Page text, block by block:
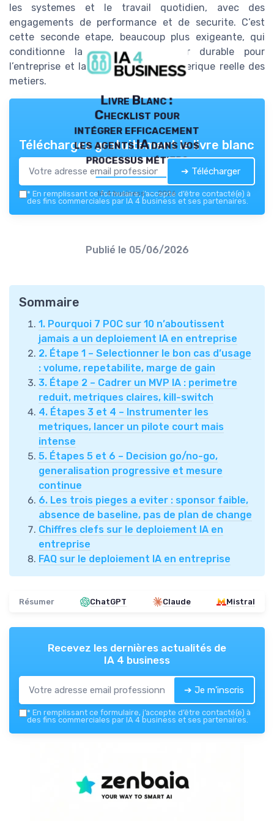
les systemes et le travail quotidien, avec des
engagements de performance et de securite. C’est
cette seconde etape, beaucoup plus exigeante, qui
conditionne la creation de valeur durable pour
l’entreprise et la transformation numerique reelle des
metiers.
Livre Blanc :
Checklist pour
intégrer efficacement
les agents IA dans vos
processus métiers
IA 4 business — 2026
Téléchargez gratuitement le livre blanc
➔ Télécharger
* En remplissant ce formulaire, j’accepte d’être contacté(e) à
des fins commerciales par IA 4 business et ses partenaires.
Publié le 05/06/2026
Sommaire
1. Pourquoi 7 POC sur 10 n’aboutissent
jamais a un deploiement IA en entreprise
2. Étape 1 – Selectionner le bon cas d’usage
: volume, repetabilite, marge de gain
3. Étape 2 – Cadrer un MVP IA : perimetre
reduit, metriques claires, kill-switch
4. Étapes 3 et 4 – Instrumenter les
metriques, lancer un pilote court mais
intense
5. Étapes 5 et 6 – Decision go/no-go,
generalisation progressive et mesure
continue
6. Les trois pieges a eviter : sponsor faible,
absence de baseline, pas de plan de change
Chiffres clefs sur le deploiement IA en
entreprise
FAQ sur le deploiement IA en entreprise
Résumer ChatGPT Claude Mistral
Recevez les dernières actualités de
IA 4 business
➔ Je m'inscris
* En remplissant ce formulaire, j’accepte d’être contacté(e) à
des fins commerciales par IA 4 business et ses partenaires.